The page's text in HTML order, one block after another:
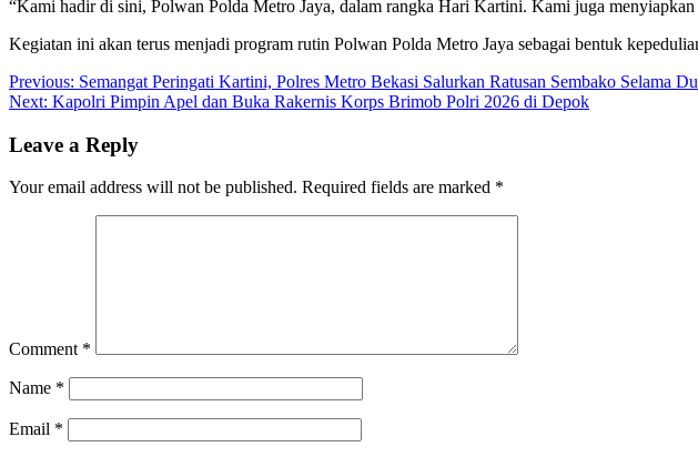
“Kami hadir di sini, Polwan Polda Metro Jaya, dalam rangka Hari Kartini. Kami juga
Kegiatan ini akan terus menjadi program rutin Polwan Polda Metro Jaya sebagai bentuk
Post
navigation
Previous: Semangat Peringati Kartini, Polres Metro Bekasi Salurkan Ratusan Sembako Selama
Next: Kapolri Pimpin Apel dan Buka Rakernis Korps Brimob Polri 2026 di Depok
Leave a Reply
Your email address will not be published. Required fields are marked *
Comment *
Name *
Email *